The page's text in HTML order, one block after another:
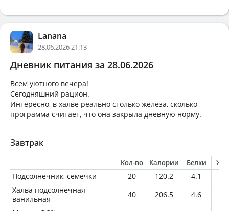
Lanana
28.06.2026 21:13
Дневник питания за 28.06.2026
Всем уютного вечера!
Сегодняшний рацион.
Интересно, в халве реально столько железа, сколько
программа считает, что она закрыла дневную норму.
Завтрак
Кол-во Калории Белки
Подсолнечник, семечки 20 120.2 4.1
Халва подсолнечная
ванильная
40 206.5 4.6